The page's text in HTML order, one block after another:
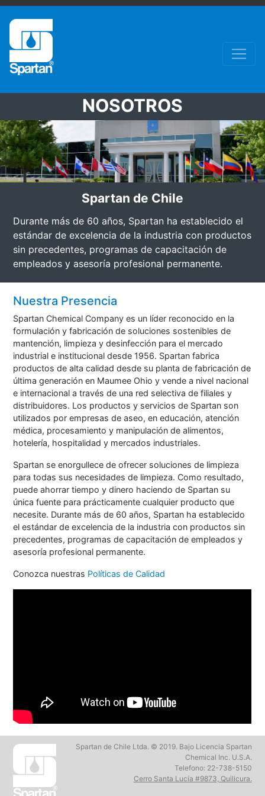
NOSOTROS
Spartan de Chile
Durante más de 60 años, Spartan ha establecido el
estándar de excelencia de la industria con productos
sin precedentes, programas de capacitación de
empleados y asesoría profesional permanente.
Nuestra Presencia
Spartan Chemical Company es un líder reconocido en la
formulación y fabricación de soluciones sostenibles de
mantención, limpieza y desinfección para el mercado
industrial e institucional desde 1956. Spartan fabrica
productos de alta calidad desde su planta de fabricación de
última generación en Maumee Ohio y vende a nivel nacional
e internacional a través de una red selectiva de filiales y
distribuidores. Los productos y servicios de Spartan son
utilizados por empresas de aseo, en educación, atención
médica, procesamiento y manipulación de alimentos,
hotelería, hospitalidad y mercados industriales.
Spartan se enorgullece de ofrecer soluciones de limpieza
para todas sus necesidades de limpieza. Como resultado,
puede ahorrar tiempo y dinero haciendo de Spartan su
única fuente para prácticamente cualquier producto que
necesite. Durante más de 60 años, Spartan ha establecido
el estándar de excelencia de la industria con productos sin
precedentes, programas de capacitación de empleados y
asesoría profesional permanente.
Conozca nuestras Políticas de Calidad
Spartan de Chile Ltda. © 2019. Bajo Licencia Spartan
Chemical Inc. U.S.A.
Telefono: 22-738-5150
Cerro Santa Lucía #9873, Quilicura.